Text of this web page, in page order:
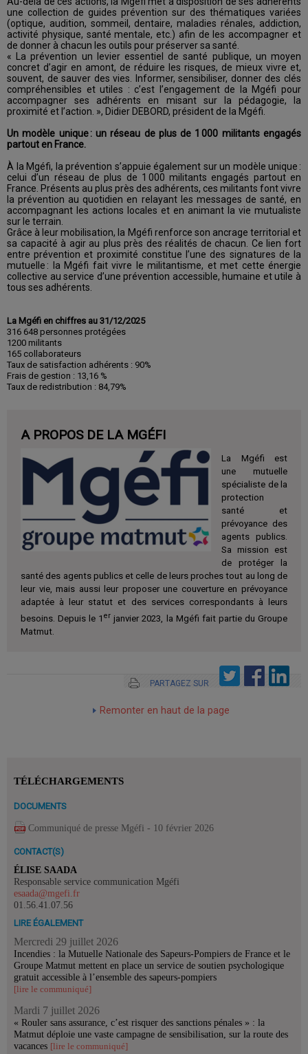
une collection de guides prévention sur des thématiques variées
(optique, audition, sommeil, dentaire, maladies rénales, addiction,
activité physique, santé mentale, etc.) afin de les accompagner et
de donner à chacun les outils pour préserver sa santé.
« La prévention un levier essentiel de santé publique, un moyen
concret d’agir en amont, de réduire les risques, de mieux vivre et,
souvent, de sauver des vies. Informer, sensibiliser, donner des clés
compréhensibles et utiles : c’est l’engagement de la Mgéfi pour
accompagner ses adhérents en misant sur la pédagogie, la
proximité et l’action. », Didier DEBORD, président de la Mgéfi.
Un modèle unique : un réseau de plus de 1 000 militants engagés
partout en France.
À la Mgéfi, la prévention s’appuie également sur un modèle unique :
celui d’un réseau de plus de 1 000 militants engagés partout en
France. Présents au plus près des adhérents, ces militants font vivre
la prévention au quotidien en relayant les messages de santé, en
accompagnant les actions locales et en animant la vie mutualiste
sur le terrain.
Grâce à leur mobilisation, la Mgéfi renforce son ancrage territorial et
sa capacité à agir au plus près des réalités de chacun. Ce lien fort
entre prévention et proximité constitue l’une des signatures de la
mutuelle : la Mgéfi fait vivre le militantisme, et met cette énergie
collective au service d’une prévention accessible, humaine et utile à
tous ses adhérents.
La Mgéfi en chiffres au 31/12/2025
316 648 personnes protégées
1200 militants
165 collaborateurs
Taux de satisfaction adhérents : 90%
Frais de gestion : 13,16 %
Taux de redistribution : 84,79%
A PROPOS DE LA MGÉFI
La Mgéfi est
une mutuelle
spécialiste de la
protection
santé et
prévoyance des
agents publics.
Sa mission est
de protéger la
santé des agents publics et celle de leurs proches tout au long de
leur vie, mais aussi leur proposer une couverture en prévoyance
adaptée à leur statut et des services correspondants à leurs
besoins. Depuis le 1 er janvier 2023, la Mgéfi fait partie du Groupe
Matmut.
PARTAGEZ SUR
Remonter en haut de la page
TÉLÉCHARGEMENTS
DOCUMENTS
Communiqué de presse Mgéfi - 10 février 2026
CONTACT(S)
ÉLISE SAADA
Responsable service communication Mgéfi
esaada@mgefi.fr
01.56.41.07.56
LIRE ÉGALEMENT
Mercredi 29 juillet 2026
Incendies : la Mutuelle Nationale des Sapeurs-Pompiers de France et le
Groupe Matmut mettent en place un service de soutien psychologique
gratuit accessible à l’ensemble des sapeurs-pompiers
[lire le communiqué]
Mardi 7 juillet 2026
« Rouler sans assurance, c’est risquer des sanctions pénales » : la
Matmut déploie une vaste campagne de sensibilisation, sur la route des
vacances [lire le communiqué]